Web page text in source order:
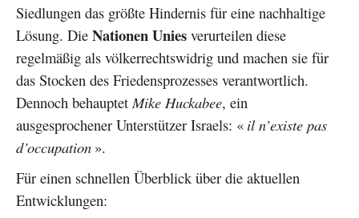
Siedlungen das größte Hindernis für eine nachhaltige
Lösung. Die Nationen Unies verurteilen diese
regelmäßig als völkerrechtswidrig und machen sie für
das Stocken des Friedensprozesses verantwortlich.
Dennoch behauptet Mike Huckabee, ein
ausgesprochener Unterstützer Israels: « il n’existe pas
d’occupation ».
Für einen schnellen Überblick über die aktuellen
Entwicklungen: